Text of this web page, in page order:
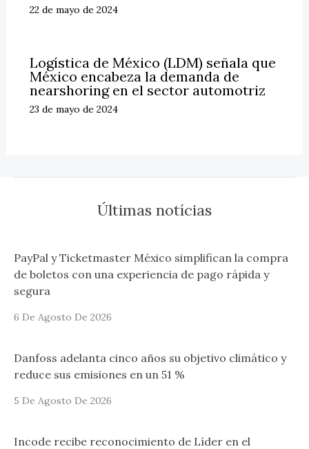
22 de mayo de 2024
Logística de México (LDM) señala que
México encabeza la demanda de
nearshoring en el sector automotriz
23 de mayo de 2024
Últimas notícias
PayPal y Ticketmaster México simplifican la compra
de boletos con una experiencia de pago rápida y
segura
6 De Agosto De 2026
Danfoss adelanta cinco años su objetivo climático y
reduce sus emisiones en un 51 %
5 De Agosto De 2026
Incode recibe reconocimiento de Líder en el